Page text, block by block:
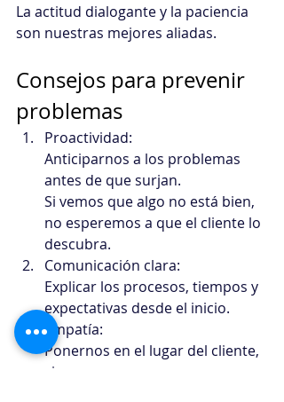
La actitud dialogante y la paciencia
son nuestras mejores aliadas.
Consejos para prevenir
problemas
Proactividad:
Anticiparnos a los problemas
antes de que surjan.
Si vemos que algo no está bien,
no esperemos a que el cliente lo
descubra.
Comunicación clara:
Explicar los procesos, tiempos y
expectativas desde el inicio.
Empatía:
Ponernos en el lugar del cliente,
siempre.